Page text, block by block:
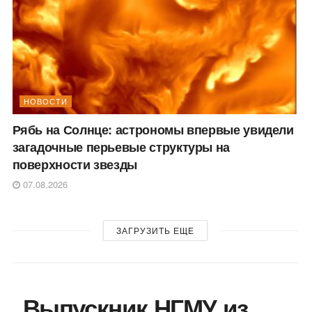
НОВОСТИ
Рябь на Солнце: астрономы впервые увидели
загадочные перьевые структуры на
поверхности звезды
07.08.2026
ЗАГРУЗИТЬ ЕЩЕ